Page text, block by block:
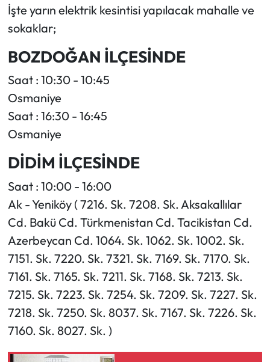
İşte yarın elektrik kesintisi yapılacak mahalle ve
sokaklar;
BOZDOĞAN İLÇESİNDE
Saat : 10:30 - 10:45
Osmaniye
Saat : 16:30 - 16:45
Osmaniye
DİDİM İLÇESİNDE
Saat : 10:00 - 16:00
Ak - Yeniköy ( 7216. Sk. 7208. Sk. Aksakallılar
Cd. Bakü Cd. Türkmenistan Cd. Tacikistan Cd.
Azerbeycan Cd. 1064. Sk. 1062. Sk. 1002. Sk.
7151. Sk. 7220. Sk. 7321. Sk. 7169. Sk. 7170. Sk.
7161. Sk. 7165. Sk. 7211. Sk. 7168. Sk. 7213. Sk.
7215. Sk. 7223. Sk. 7254. Sk. 7209. Sk. 7227. Sk.
7218. Sk. 7250. Sk. 8037. Sk. 7167. Sk. 7226. Sk.
7160. Sk. 8027. Sk. )